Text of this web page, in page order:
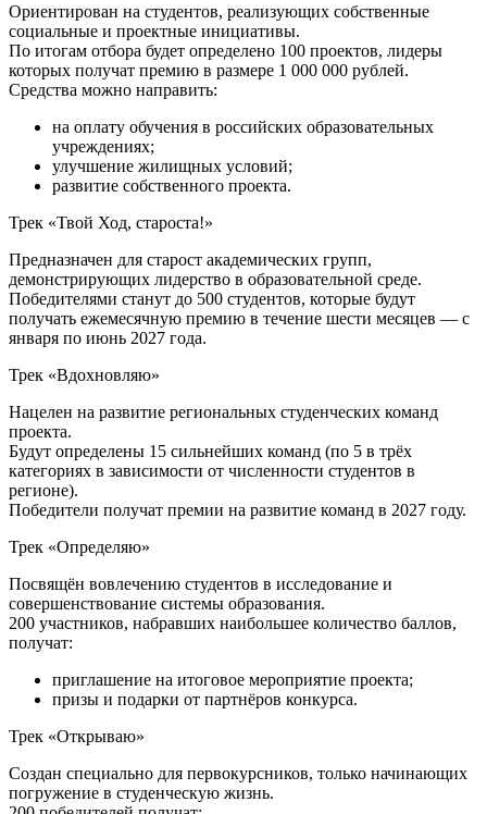
Ориентирован на студентов, реализующих собственные
социальные и проектные инициативы.
По итогам отбора будет определено 100 проектов, лидеры
которых получат премию в размере 1 000 000 рублей.
Средства можно направить:
на оплату обучения в российских образовательных
учреждениях;
улучшение жилищных условий;
развитие собственного проекта.
Трек «Твой Ход, староста!»
Предназначен для старост академических групп,
демонстрирующих лидерство в образовательной среде.
Победителями станут до 500 студентов, которые будут
получать ежемесячную премию в течение шести месяцев — с
января по июнь 2027 года.
Трек «Вдохновляю»
Нацелен на развитие региональных студенческих команд
проекта.
Будут определены 15 сильнейших команд (по 5 в трёх
категориях в зависимости от численности студентов в
регионе).
Победители получат премии на развитие команд в 2027 году.
Трек «Определяю»
Посвящён вовлечению студентов в исследование и
совершенствование системы образования.
200 участников, набравших наибольшее количество баллов,
получат:
приглашение на итоговое мероприятие проекта;
призы и подарки от партнёров конкурса.
Трек «Открываю»
Создан специально для первокурсников, только начинающих
погружение в студенческую жизнь.